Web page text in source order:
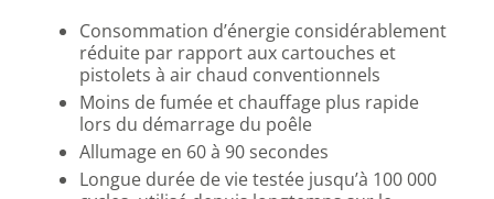
Consommation d’énergie considérablement
réduite par rapport aux cartouches et
pistolets à air chaud conventionnels
Moins de fumée et chauffage plus rapide
lors du démarrage du poêle
Allumage en 60 à 90 secondes
Longue durée de vie testée jusqu’à 100 000